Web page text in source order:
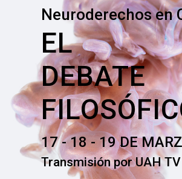
Neuroderechos en
EL
DEBATE
17 - 18 - 19 DE
Transmisión por UAH